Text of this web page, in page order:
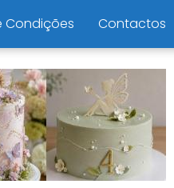
Condições Contactos